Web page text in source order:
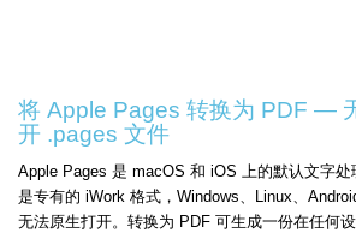
将 Apple Pages 转换为 PDF —
开 .pages 文件
Apple Pages 是 macOS 和 iOS 上的默认文字
是专有的 iWork 格式，Windows、Linux、
无法原生打开。转换为 PDF 可生成一份在任何